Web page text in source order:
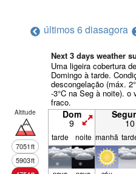
últimos 6 diasagora
Next 3 days weather
Uma ligeira cobertura
Domingo à tarde.
descongelação (máx.
-3°C na Seg à noite). o
fraco.
Altitude
7051ft
5903ft
Dom
9 10
tarde noite manhã